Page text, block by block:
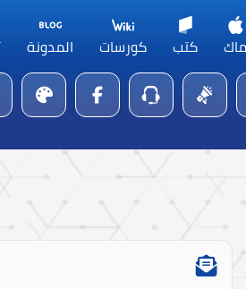
ماك كتب كورسات المدونة